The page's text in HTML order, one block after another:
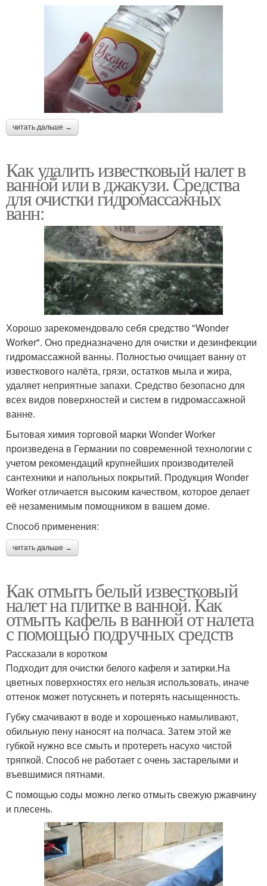
читать дальше →
Как удалить известковый налет в
ванной или в джакузи. Средства
для очистки гидромассажных
ванн:
Хорошо зарекомендовало себя средство "Wonder
Worker". Оно предназначено для очистки и дезинфекции
гидромассажной ванны. Полностью очищает ванну от
известкового налёта, грязи, остатков мыла и жира,
удаляет неприятные запахи. Средство безопасно для
всех видов поверхностей и систем в гидромассажной
ванне.
Бытовая химия торговой марки Wonder Worker
произведена в Германии по современной технологии с
учетом рекомендаций крупнейших производителей
сантехники и напольных покрытий. Продукция Wonder
Worker отличается высоким качеством, которое делает
её незаменимым помощником в вашем доме.
Способ применения:
читать дальше →
Как отмыть белый известковый
налет на плитке в ванной. Как
отмыть кафель в ванной от налета
с помощью подручных средств
Рассказали в коротком
Подходит для очистки белого кафеля и затирки.На
цветных поверхностях его нельзя использовать, иначе
оттенок может потускнеть и потерять насыщенность.
Губку смачивают в воде и хорошенько намыливают,
обильную пену наносят на полчаса. Затем этой же
губкой нужно все смыть и протереть насухо чистой
тряпкой. Способ не работает с очень застарелыми и
въевшимися пятнами.
С помощью соды можно легко отмыть свежую ржавчину
и плесень.